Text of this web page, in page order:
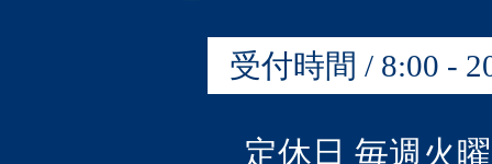
受付時間 / 8:00 -
定休日 毎週火